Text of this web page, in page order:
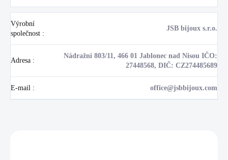
Výrobní
společnost :
JSB bijoux s.r.o.
Adresa :
Nádražní 803/11, 466 01 Jablonec nad Nisou IČO:
27448568, DIČ: CZ274485689
E-mail : office@jsbbijoux.com